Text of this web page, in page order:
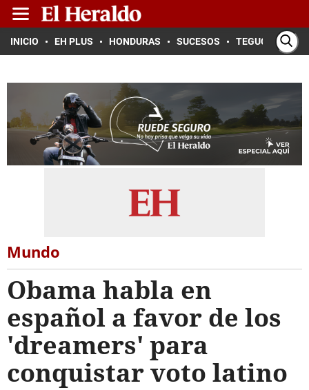
INICIO EH PLUS HONDURAS SUCESOS TEGUCIGALPA
Mundo
Obama habla en
español a favor de los
'dreamers' para
conquistar voto latino